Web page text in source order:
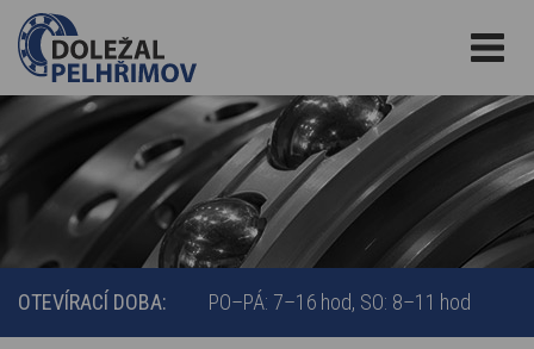
OTEVÍRACÍ DOBA: PO–PÁ: 7–16 hod SO: 8–11 hod